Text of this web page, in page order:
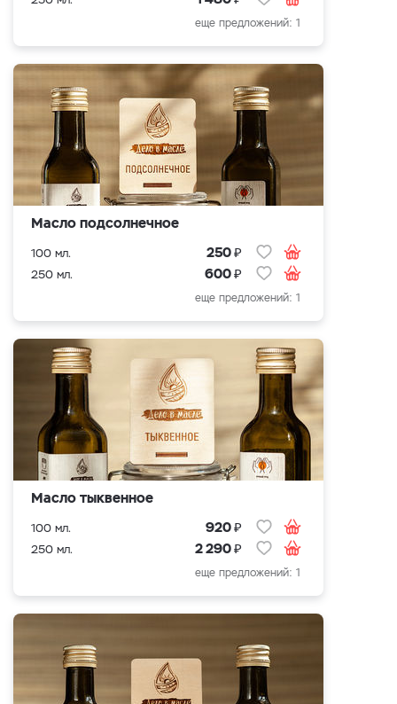
еще предложений: 1
Масло подсолнечное
100 мл. 250₽
250 мл. 600₽
еще предложений: 1
Масло тыквенное
100 мл. 920₽
250 мл. 2 290₽
еще предложений: 1